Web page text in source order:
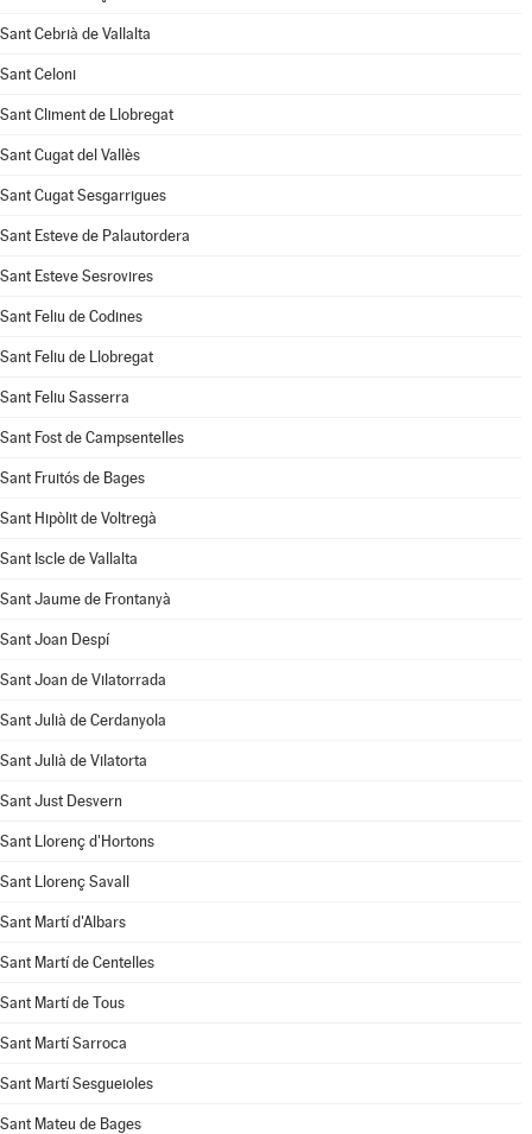
Sant Cebrià de Vallalta
Sant Celoni
Sant Climent de Llobregat
Sant Cugat del Vallès
Sant Cugat Sesgarrigues
Sant Esteve de Palautordera
Sant Esteve Sesrovires
Sant Feliu de Codines
Sant Feliu de Llobregat
Sant Feliu Sasserra
Sant Fost de Campsentelles
Sant Fruitós de Bages
Sant Hipòlit de Voltregà
Sant Iscle de Vallalta
Sant Jaume de Frontanyà
Sant Joan Despí
Sant Joan de Vilatorrada
Sant Julià de Cerdanyola
Sant Julià de Vilatorta
Sant Just Desvern
Sant Llorenç d'Hortons
Sant Llorenç Savall
Sant Martí d'Albars
Sant Martí de Centelles
Sant Martí de Tous
Sant Martí Sarroca
Sant Martí Sesgueioles
Sant Mateu de Bages